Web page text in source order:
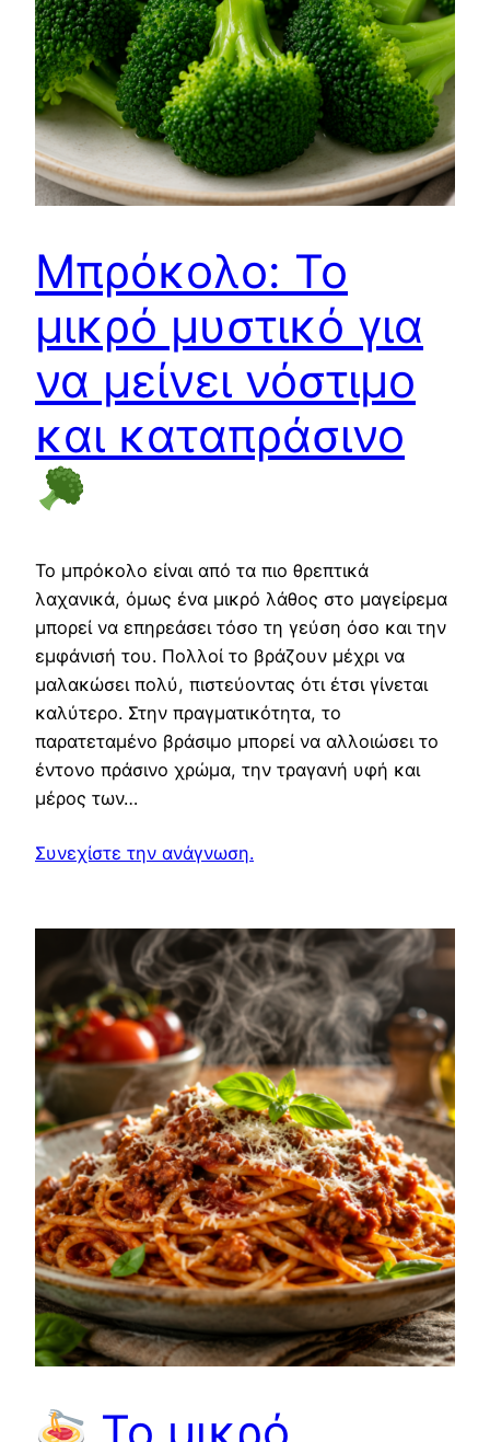
Μπρόκολο: Το
μικρό μυστικό για
να μείνει νόστιμο
και καταπράσινο
Το μπρόκολο είναι από τα πιο θρεπτικά
λαχανικά, όμως ένα μικρό λάθος στο μαγείρεμα
μπορεί να επηρεάσει τόσο τη γεύση όσο και την
εμφάνισή του. Πολλοί το βράζουν μέχρι να
μαλακώσει πολύ, πιστεύοντας ότι έτσι γίνεται
καλύτερο. Στην πραγματικότητα, το
παρατεταμένο βράσιμο μπορεί να αλλοιώσει το
έντονο πράσινο χρώμα, την τραγανή υφή και
μέρος των…
Συνεχίστε την ανάγνωση.